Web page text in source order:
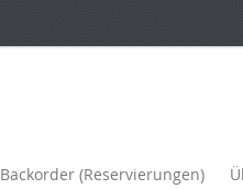
Backorder (Reservierungen)